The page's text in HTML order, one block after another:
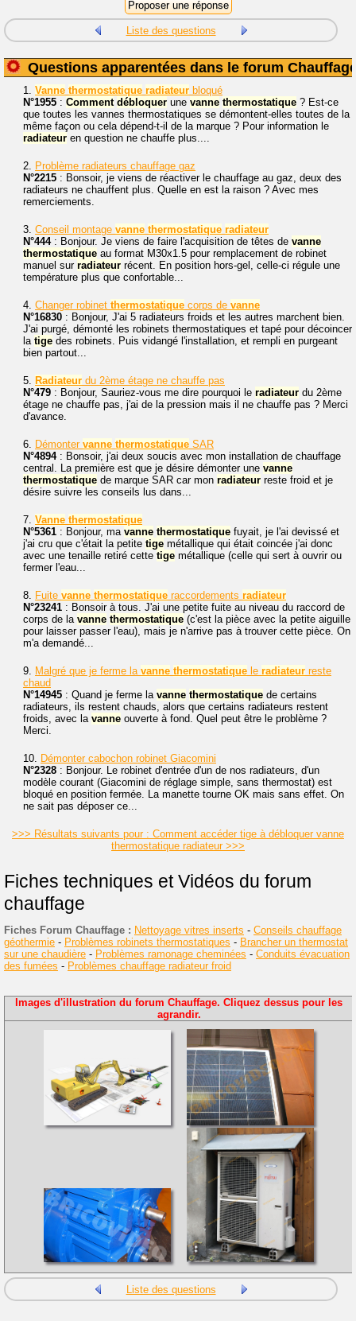
Liste des questions
Questions apparentées dans le forum
1. Vanne thermostatique radiateur bloqué
N°1955 : Comment débloquer une vanne thermostatique ? Est-ce
que toutes les vannes thermostatiques se démontent-elles toutes de la
même façon ou cela dépend-t-il de la marque ? Pour information le
radiateur en question ne chauffe plus....
2. Problème radiateurs chauffage gaz
N°2215 : Bonsoir, je viens de réactiver le chauffage au gaz, deux des
radiateurs ne chauffent plus. Quelle en est la raison ? Avec mes
remerciements.
3. Conseil montage vanne thermostatique radiateur
N°444: Bonjour. Je viens de faire l'acquisition de têtes de vanne
thermostatique au format M30x1.5 pour remplacement de robinet
manuel sur radiateur récent. En position hors-gel, celle-ci régule une
température plus que confortable...
4. Changer robinet thermostatique corps de vanne
N°16830 : Bonjour, J'ai 5 radiateurs froids et les autres marchent bien.
J'ai purgé, démonté les robinets thermostatiques et tapé pour décoincer
la tige des robinets. Puis vidangé l'installation, et rempli en purgeant
bien partout...
5. Radiateur du 2ème étage ne chauffe pas
N°479 : Bonjour, Sauriez-vous me dire pourquoi le radiateur du 2ème
étage ne chauffe pas, j'ai de la pression mais il ne chauffe pas ? Merci
d'avance.
6. Démonter vanne thermostatique SAR
N°4894: Bonsoir, j'ai deux soucis avec mon installation de chauffage
central. La première est que je désire démonter une vanne
thermostatique de marque SAR car mon radiateur reste froid et je
désire suivre les conseils lus dans...
7. Vanne thermostatique
N°5361 : Bonjour, ma vanne thermostatique fuyait, je l'ai devissé et
j'ai cru que c'était la petite tige métallique qui était coincée j'ai donc
avec une tenaille retiré cette tige métallique (celle qui sert à ouvrir ou
fermer l'eau...
8. Fuite vanne thermostatique raccordements radiateur
N°23241 : Bonsoir à tous. J'ai une petite fuite au niveau du raccord de
corps de la vanne thermostatique (c'est la pièce avec la petite aiguille
pour laisser passer l'eau), mais je n'arrive pas à trouver cette pièce. On
m'a demandé...
9. Malgré que je ferme la vanne thermostatique le radiateur reste
chaud
N°14945 : Quand je ferme la vanne thermostatique de certains
radiateurs, ils restent chauds, alors que certains radiateurs restent
froids, avec la vanne ouverte à fond. Quel peut être le problème ?
Merci.
10. Démonter cabochon robinet Giacomini
N°2328 : Bonjour. Le robinet d'entrée d'un de nos radiateurs, d'un
modèle courant (Giacomini de réglage simple, sans thermostat) est
bloqué en position fermée. La manette tourne OK mais sans effet. On
ne sait pas déposer ce...
>>> Résultats suivants pour : Comment accéder tige à débloquer vanne
thermostatique radiateur >>>
Fiches techniques et Vidéos du forum
chauffage
Fiches Forum Chauffage : Nettoyage vitres inserts - Conseils chauffage
géothermie - Problèmes robinets thermostatiques - Brancher un thermostat
sur une chaudière - Problèmes ramonage cheminées - Conduits évacuation
des fumées - Problèmes chauffage radiateur froid
Images d'illustration du forum Chauffage. Cliquez dessus pour les
agrandir.
Liste des questions